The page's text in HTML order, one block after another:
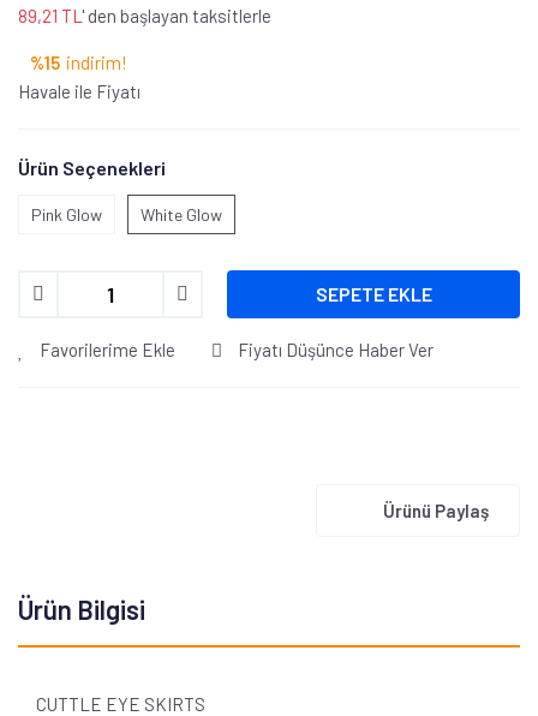
89,21 TL ' den başlayan taksitlerle
%15 indirim!
Havale ile Fiyatı
Ürün Seçenekleri
Pink Glow White Glow
SEPETE EKLE
Favorilerime Ekle Fiyatı Düşünce Haber Ver
Ürünü Paylaş
Ürün Bilgisi
CUTTLE EYE SKIRTS